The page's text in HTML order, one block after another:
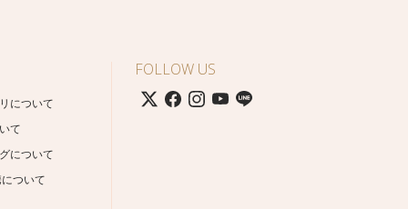
について
て
について
ついて
FOLLOW US